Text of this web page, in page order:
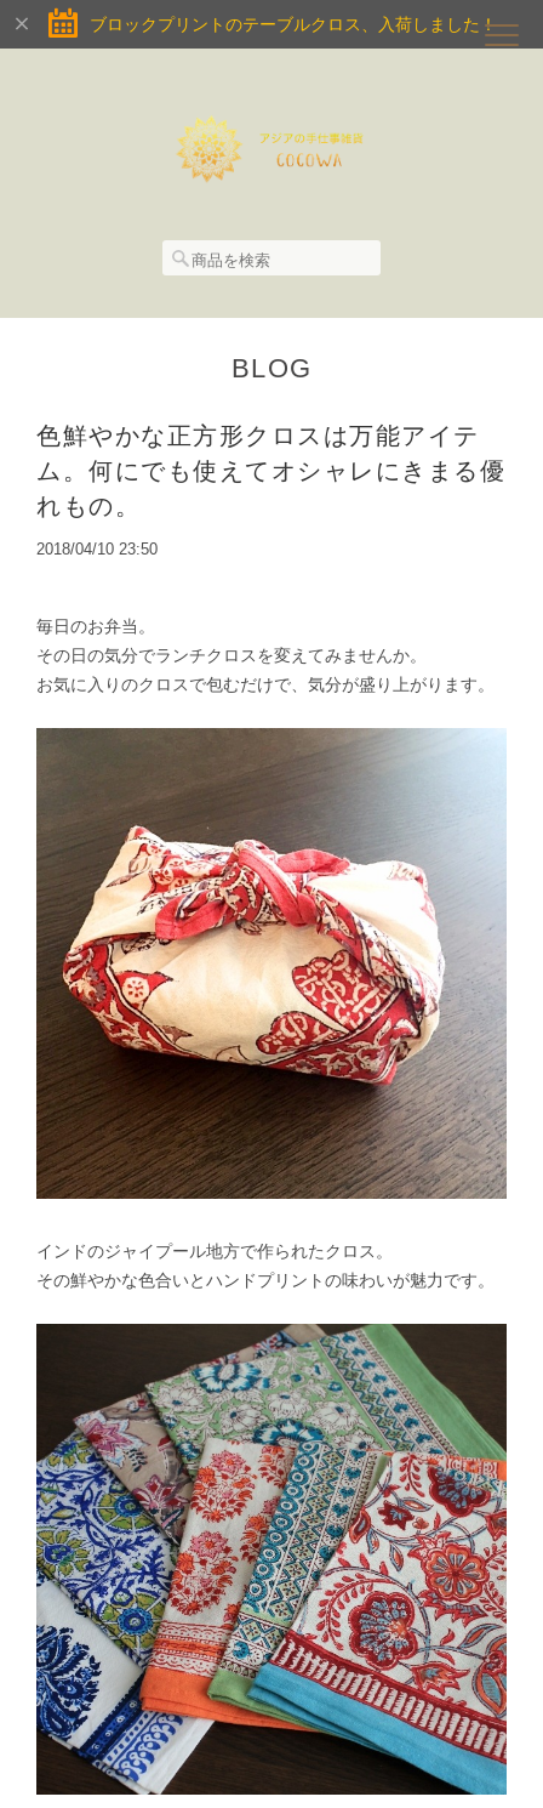
ブロックプリントのテーブルクロス、入荷しました！
BLOG
色鮮やかな正方形クロスは万能アイテ
ム。何にでも使えてオシャレにきまる優
れもの。
2018/04/10 23:50
毎日のお弁当。
その日の気分でランチクロスを変えてみませんか。
お気に入りのクロスで包むだけで、気分が盛り上がります。
インドのジャイプール地方で作られたクロス。
その鮮やかな色合いとハンドプリントの味わいが魅力です。